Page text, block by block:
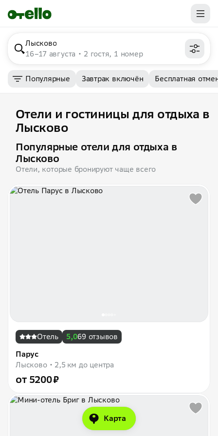
Лысково
16–17 августа
2 гостя, 1 номер
Популярные Завтрак включён Бесплатная
Отели и гостиницы для отдыха в
Лысково
Популярные отели для отдыха в
Лысково
Отели, которые бронируют чаще всего
Отель 5,069 отзывов
Парус
Лысково
2,5 км до центра
от 5200 ₽
Карта